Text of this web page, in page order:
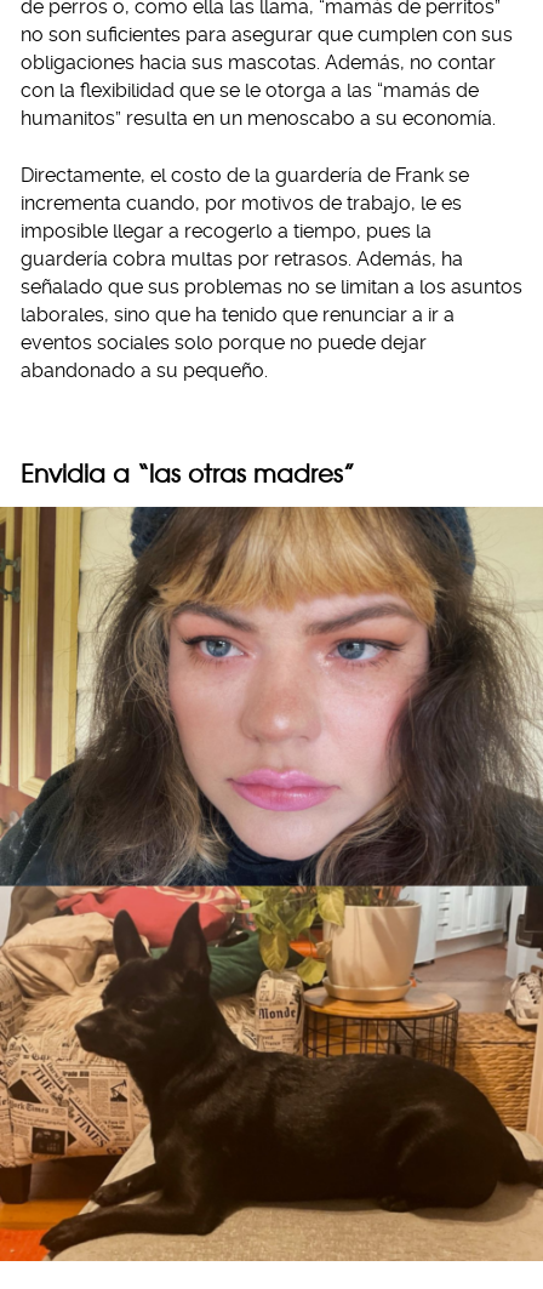
de perros o, como ella las llama, “mamás de perritos”
no son suficientes para asegurar que cumplen con sus
obligaciones hacia sus mascotas. Además, no contar
con la flexibilidad que se le otorga a las “mamás de
humanitos” resulta en un menoscabo a su economía.
Directamente, el costo de la guardería de Frank se
incrementa cuando, por motivos de trabajo, le es
imposible llegar a recogerlo a tiempo, pues la
guardería cobra multas por retrasos. Además, ha
señalado que sus problemas no se limitan a los asuntos
laborales, sino que ha tenido que renunciar a ir a
eventos sociales solo porque no puede dejar
abandonado a su pequeño.
Envidia a “las otras madres”